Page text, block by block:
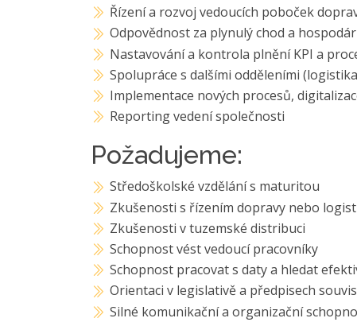
Řízení a rozvoj vedoucích poboček
Odpovědnost za plynulý chod a
Nastavování a kontrola plnění KPI a
Spolupráce s dalšími odděleními
Implementace nových procesů,
Reporting vedení společnosti
Požadujeme:
Středoškolské vzdělání s maturitou
Zkušenosti s řízením dopravy nebo
Zkušenosti v tuzemské distribuci
Schopnost vést vedoucí pracovníky
Schopnost pracovat s daty a hledat
Orientaci v legislativě a předpisech
Silné komunikační a organizační